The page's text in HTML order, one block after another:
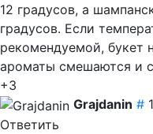
12 градусов, а
градусов. Если
рекомендуемой, букет
ароматы смешаются и
+3
Grajdanin #
Ответить